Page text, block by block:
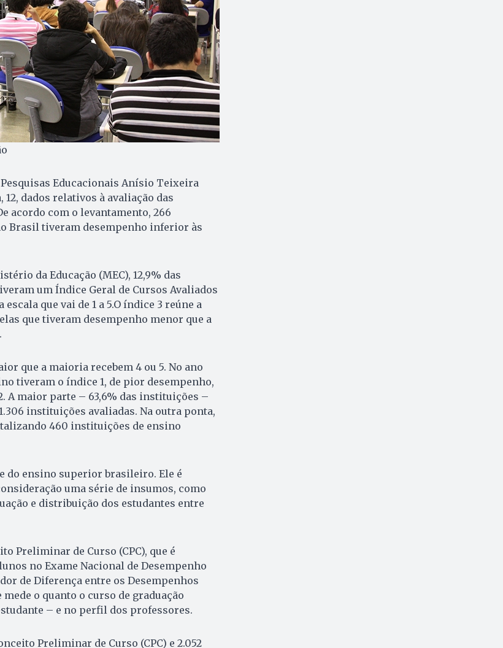
Educacionais Anísio Teixeira
dados relativos à avaliação das
acordo com o levantamento, 266
Brasil tiveram desempenho inferior às
da Educação (MEC), 12,9% das
um Índice Geral de Cursos Avaliados
que vai de 1 a 5.O índice 3 reúne a
que tiveram desempenho menor que a
que a maioria recebem 4 ou 5. No ano
tiveram o índice 1, de pior desempenho,
A maior parte – 63,6% das instituições –
instituições avaliadas. Na outra ponta,
460 instituições de ensino
do ensino superior brasileiro. Ele é
uma série de insumos, como
e distribuição dos estudantes entre
Preliminar de Curso (CPC), que é
no Exame Nacional de Desempenho
de Diferença entre os Desempenhos
o quanto o curso de graduação
– e no perfil dos professores.
Preliminar de Curso (CPC) e 2.052